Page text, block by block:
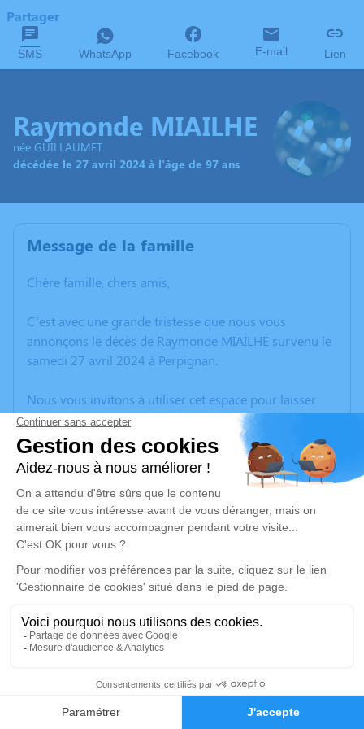
Faire-part Hommages
Partager
SMS WhatsApp Facebook E-mail Lien
Raymonde MIAILHE
née GUILLAUMET
décédée le 27 avril 2024 à l'âge de 97 ans
Message de la famille
Chère famille, chers amis,
C’est avec une grande tristesse que nous vous
annonçons le décès de Raymonde MIAILHE survenu le
samedi 27 avril 2024 à Perpignan.
Nous vous invitons à utiliser cet espace pour laisser
vos condoléances, partager des photos souvenirs, une
anecdote ou exprimer vos pensées à travers des
poèmes ou des textes. Cet endroit est un lieu
d'expression dédié à honorer la mémoire de
Raymonde MIAILHE.
Un service de plantation d’arbre hommage est
disponible ici.
Je rends hommage
Cérémonie religieuse
Eglise Saint-Jean de Maisons
11330 Maisons